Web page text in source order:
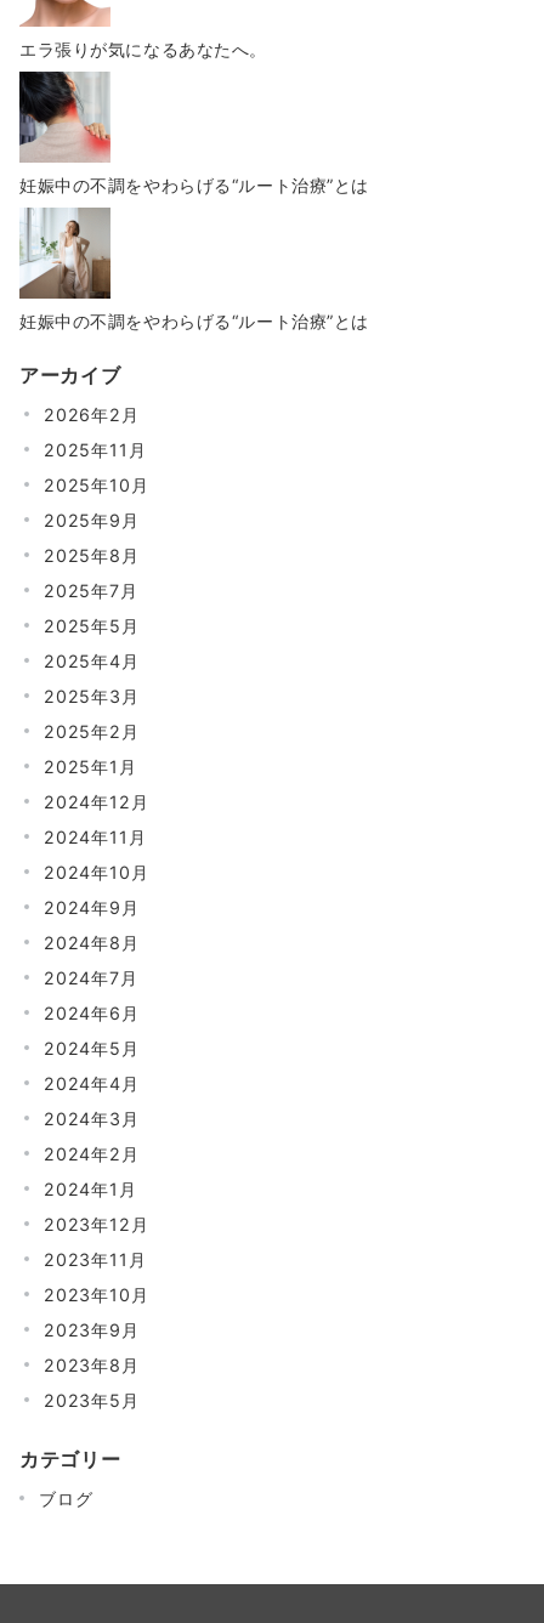
エラ張りが気になるあなたへ。
妊娠中の不調をやわらげる“ルート治療”とは
妊娠中の不調をやわらげる“ルート治療”とは
アーカイブ
2026年2月
2025年11月
2025年10月
2025年9月
2025年8月
2025年7月
2025年5月
2025年4月
2025年3月
2025年2月
2025年1月
2024年12月
2024年11月
2024年10月
2024年9月
2024年8月
2024年7月
2024年6月
2024年5月
2024年4月
2024年3月
2024年2月
2024年1月
2023年12月
2023年11月
2023年10月
2023年9月
2023年8月
2023年5月
カテゴリー
ブログ